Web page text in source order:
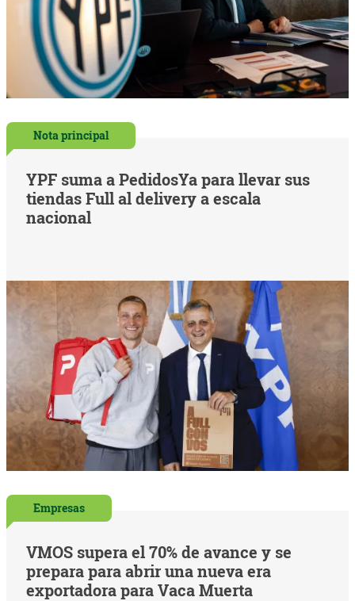
Nota principal
YPF suma a PedidosYa para llevar sus
tiendas Full al delivery a escala
nacional
Empresas
VMOS supera el 70% de avance y se
prepara para abrir una nueva era
exportadora para Vaca Muerta